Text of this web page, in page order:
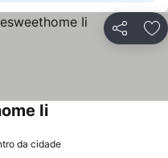
Partilhar
Ii
da cidade